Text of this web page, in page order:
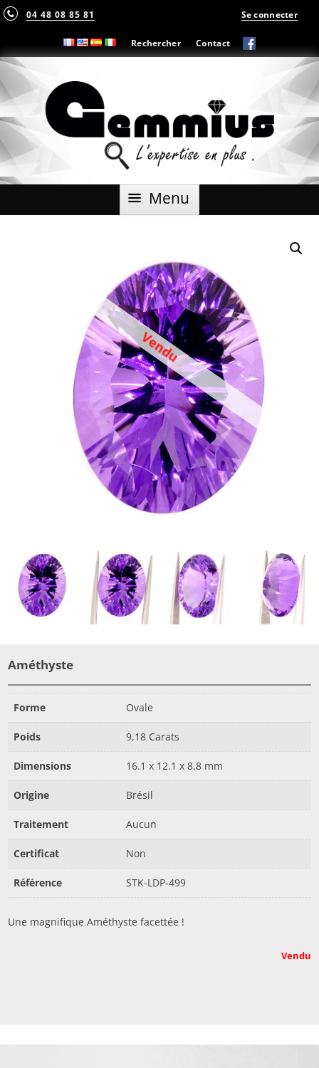
04 48 08 85 81
Rechercher Contact
Se connecter
Menu Aller
Vendu
Améthyste
Forme Ovale
Poids 9,18 Carats
Dimensions 16.1 x 12.1 x 8.8 mm
Origine Brésil
Traitement Aucun
Certificat Non
Référence STK-LDP-499
Une magnifique Améthyste facettée !
Vendu